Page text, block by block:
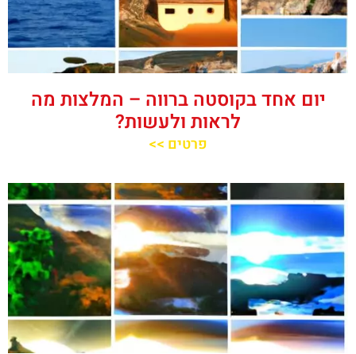
יום אחד בקוסטה ברווה – המלצות מה
לראות ולעשות?
פרטים >>